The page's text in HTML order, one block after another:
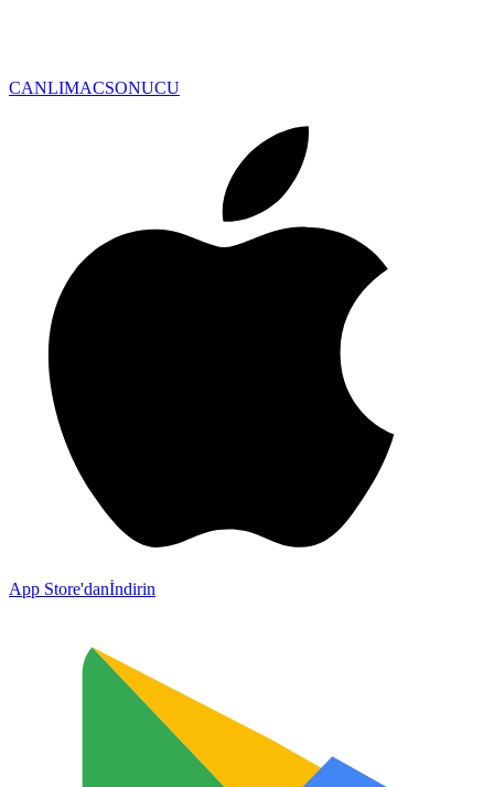
CANLIMACSONUCU
App Store'danİndirin